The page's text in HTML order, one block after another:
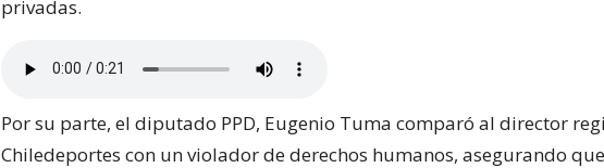
privadas.
Por su parte, el diputado PPD, Eugenio Tuma comparó al director
Chiledeportes con un violador de derechos humanos, asegurando